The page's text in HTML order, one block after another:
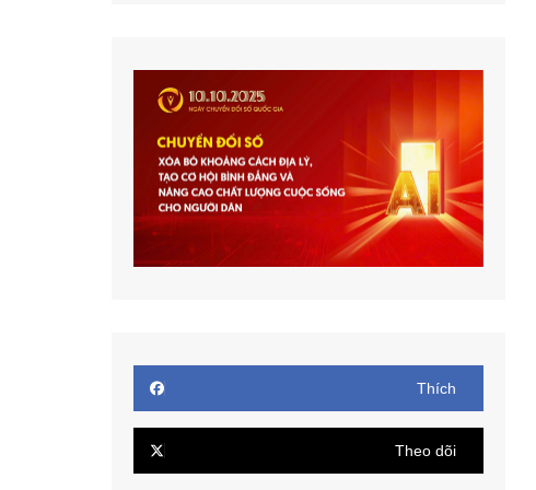
Thích
Theo dõi